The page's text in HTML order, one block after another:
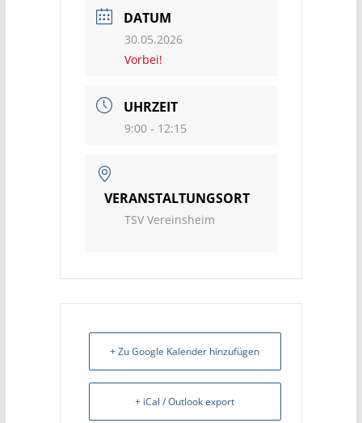
DATUM
30.05.2026
Vorbei!
UHRZEIT
9:00 - 12:15
VERANSTALTUNGSORT
TSV Vereinsheim
+ Zu Google Kalender hinzufügen
+ iCal / Outlook export